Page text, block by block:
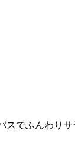
でふんわり